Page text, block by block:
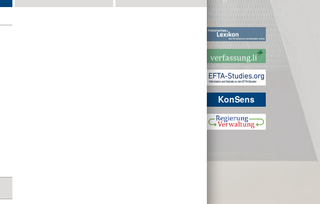
KonSens